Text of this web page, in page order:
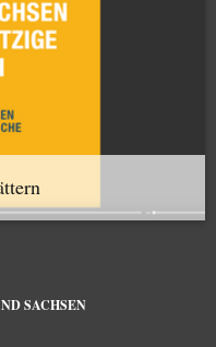
SACHSEN